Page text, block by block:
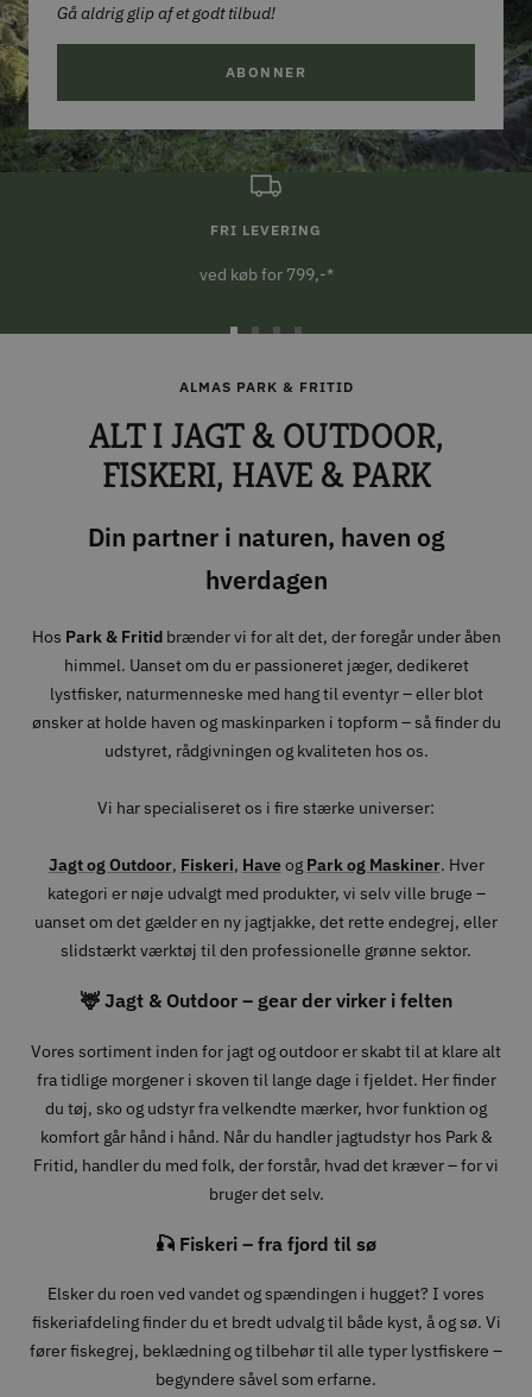
Gå aldrig glip af et godt tilbud!
ABONNER
FRI LEVERING
ved køb for 799,-*
1
2
4
ALMAS PARK & FRITID
ALT I JAGT & OUTDOOR,
FISKERI, HAVE & PARK
Din partner i naturen, haven og
hverdagen
Hos Park & Fritidbrænder vi for alt det, der foregår under åben
himmel. Uanset om du er passioneret jæger, dedikeret
lystfisker, naturmenneske med hang til eventyr – eller blot
ønsker at holde haven og maskinparken i topform – så finder du
udstyret, rådgivningen og kvaliteten hos os.
Vi har specialiseret os i fire stærke universer:
Jagt og Outdoor, Fiskeri, Haveog Park og Maskiner. Hver
kategori er nøje udvalgt med produkter, vi selv ville bruge –
uanset om det gælder en ny jagtjakke, det rette endegrej, eller
slidstærkt værktøj til den professionelle grønne sektor.
🦌 Jagt & Outdoor – gear der virker i felten
Vores sortiment inden for jagt og outdoor er skabt til at klare alt
fra tidlige morgener i skoven til lange dage i fjeldet. Her finder
du tøj, sko og udstyr fra velkendte mærker, hvor funktion og
komfort går hånd i hånd. Når du handler jagtudstyr hos Park &
Fritid, handler du med folk, der forstår, hvad det kræver – for vi
bruger det selv.
🎣 Fiskeri – fra fjord til sø
Elsker du roen ved vandet og spændingen i hugget? I vores
fiskeriafdeling finder du et bredt udvalg til både kyst, å og sø. Vi
fører fiskegrej, beklædning og tilbehør til alle typer lystfiskere –
begyndere såvel som erfarne.